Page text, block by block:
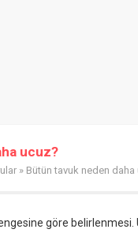
ucuz?
» Bütün tavuk neden daha
göre